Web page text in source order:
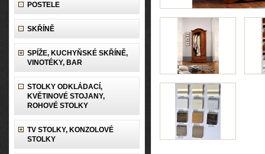
POSTELE
SKŘÍNĚ
SPÍŽE, KUCHYŇSKÉ SKŘÍNĚ,
VINOTÉKY, BAR
STOLKY ODKLÁDACÍ,
KVĚTINOVÉ STOJANY,
ROHOVÉ STOLKY
TV STOLKY, KONZOLOVÉ
STOLKY